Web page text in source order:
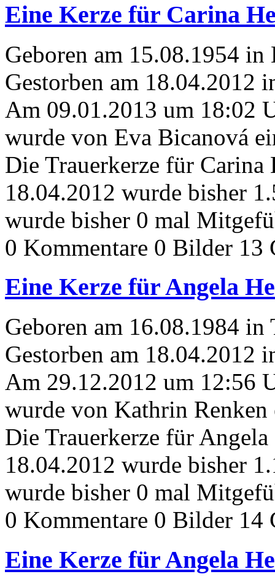
Eine Kerze für Carina
Geboren am 15.08.1954 in
Gestorben am 18.04.2012
Am 09.01.2013 um 18:02
wurde von Eva Bicanová
Die Trauerkerze für Carina
18.04.2012 wurde bisher
wurde bisher 0 mal
0 Kommentare 0 Bilder 13
Eine Kerze für Angela
Geboren am 16.08.1984 in
Gestorben am 18.04.2012
Am 29.12.2012 um 12:56
wurde von Kathrin Renken
Die Trauerkerze für
18.04.2012 wurde bisher
wurde bisher 0 mal
0 Kommentare 0 Bilder 14
Eine Kerze für Angela